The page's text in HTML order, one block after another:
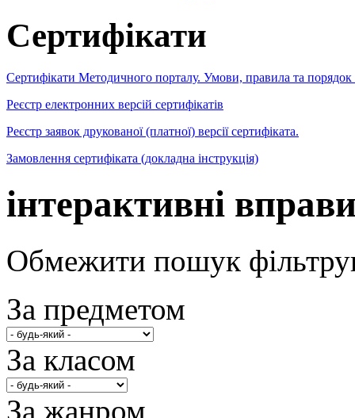
Сертифікати
Сертифікати Методичного порталу. Умови, правила та порядок
Реєстр електронних версій сертифікатів
Реєстр заявок друкованої (платної) версії сертифіката.
Замовлення сертифіката (докладна інструкція)
інтерактивні
Обмежити пошук
За предметом
За класом
За жанром